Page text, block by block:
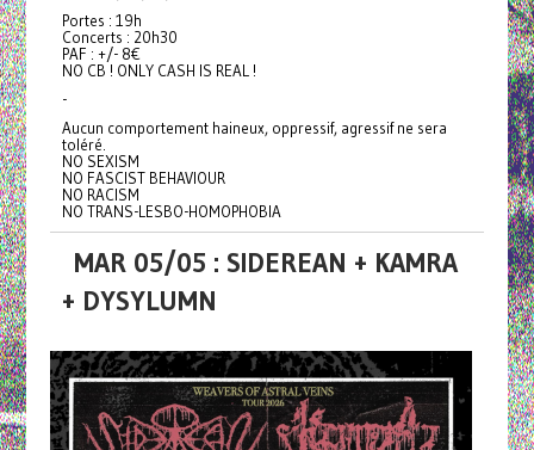
Portes : 19h
Concerts : 20h30
PAF : +/- 8€
NO CB ! ONLY CASH IS REAL !
-
Aucun comportement haineux, oppressif, agressif ne sera
toléré.
NO SEXISM
NO FASCIST BEHAVIOUR
NO RACISM
NO TRANS-LESBO-HOMOPHOBIA
MAR 05/05 : SIDEREAN + KAMRA
+ DYSYLUMN